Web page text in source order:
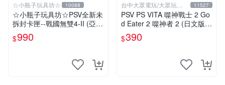
☆小瓶子玩具坊☆ 10088
☆小瓶子玩具坊☆PSV全新未
拆封卡匣--戰國無雙4-II (亞版
日文版)
$990
台中大眾電玩/大眾玩具
店
11527
PSV PS VITA 噬神戰士 2 Go
d Eater 2 噬神者 2 (日文版)
(全新未拆)【台中大眾電玩】
$390